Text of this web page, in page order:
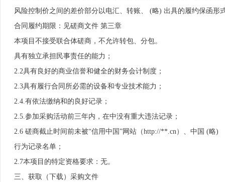
风险控制价之间的差价部分以电汇、转账、 (略) 出具的履约保函
合同履约期限：见磋商文件 第三章
本项目不接受联合体磋商，不允许转包、分包。
具有独立承担民事责任的能力；
2.2具有良好的商业信誉和健全的财务会计制度；
2.3具有履行合同所必需的设备和专业技术能力；
2.4.有依法缴纳和的良好记录；
2.5.参加采购活动前三年内，在中没有重大违法记录；
2.6 磋商截止时间前未被“信用中国”网站（http://**.cn）、中国 (略
行为记录名单；
2.7本项目的特定资格要求：无。
三、获取（下载）采购文件